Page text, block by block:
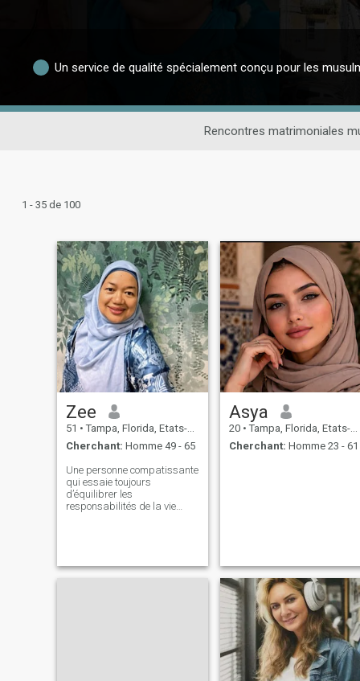
Un service de qualité spécialement conçu pour les
Rencontres matrimoniales
1 - 35 de 100
Zee
51 • Tampa, Florida, Etats-Unis
Cherchant: Homme 49 - 65
Une personne compatissante
qui essaie toujours
d’équilibrer les
responsabilités de la vie
remplissant mon ibadah
obligatoire, en m’entourant de
Asya
20 • Tampa, Florida, Etats-Unis
Cherchant: Homme 23 - 61